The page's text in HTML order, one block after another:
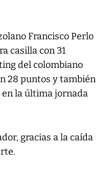
Francisco Perlo
casilla con 31
del colombiano
28 puntos y también
la última jornada
gracias a la caída